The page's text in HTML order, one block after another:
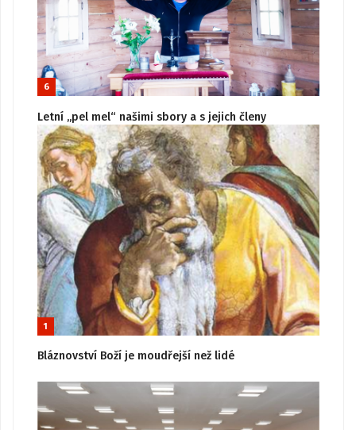
6
Letní „pel mel“ našimi sbory a s jejich členy
1
Bláznovství Boží je moudřejší než lidé